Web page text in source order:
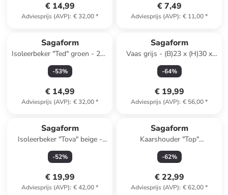
€ 14,99
Adviesprijs (AVP): € 32,00*
€ 7,49
Adviesprijs (AVP): € 11,00*
Sagaform
Isoleerbeker "Ted" groen - 280
ml
-53%
€ 14,99
Adviesprijs (AVP): € 32,00*
Sagaform
Vaas grijs - (B)23 x (H)30 x
(D)7 cm
-64%
€ 19,99
Adviesprijs (AVP): € 56,00*
Sagaform
Isoleerbeker "Tova" beige -
320 ml
-52%
€ 19,99
Adviesprijs (AVP): € 42,00*
Sagaform
Kaarshouder "Top"
goudkleurig - (H)19 x Ø 22
cm
-62%
€ 22,99
Adviesprijs (AVP): € 62,00*